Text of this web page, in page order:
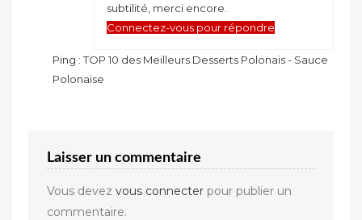
subtilité, merci encore.
Connectez-vous pour répondre
Ping :TOP 10 des Meilleurs Desserts Polonais - Sauce
Polonaise
Laisser un commentaire
Vous devez vous connecterpour publier un
commentaire.